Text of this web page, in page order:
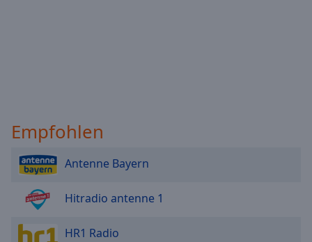
Empfohlen
Antenne Bayern
Hitradio antenne 1
HR1 Radio